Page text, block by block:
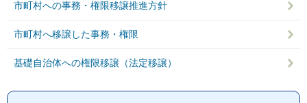
市町村への事務・権限移譲推進方針
市町村へ移譲した事務・権限
基礎自治体への権限移譲（法定移譲）